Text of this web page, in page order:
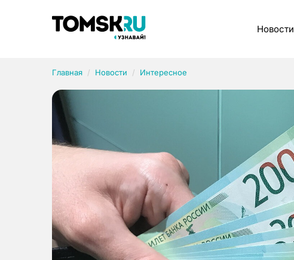
Новости
Главная Новости Интересное
Рубрики